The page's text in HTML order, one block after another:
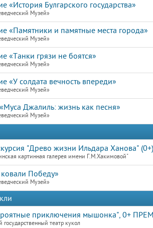
«История Булгарского государства»
Музей»
«Памятники и памятные места города»
Музей»
«Танки грязи не боятся»
Музей»
«У солдата вечность впереди»
Музей»
Джалиль: жизнь как песня»
Музей»
"Древо жизни Ильдара Ханова" (0+)
картинная галерея имени Г.М.Хакимовой"
Победу»
Музей»
приключения мышонка", 0+
театр кукол